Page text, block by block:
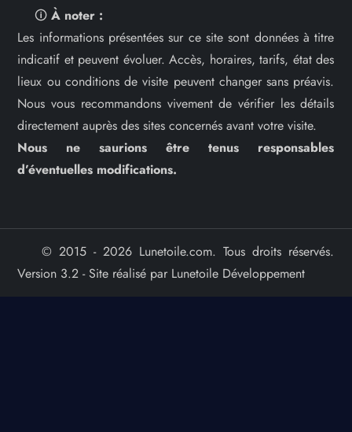
🛈À noter :
Les informations présentées sur ce site sont données à titre
indicatif et peuvent évoluer. Accès, horaires, tarifs, état des
lieux ou conditions de visite peuvent changer sans préavis.
Nous vous recommandons vivement de vérifier les détails
directement auprès des sites concernés avant votre visite.
Nous ne saurions être tenus responsables
d’éventuelles modifications.
© 2015 - 2026 Lunetoile.com. Tous droits réservés.
Version 3.2 - Site réalisé par Lunetoile Développement